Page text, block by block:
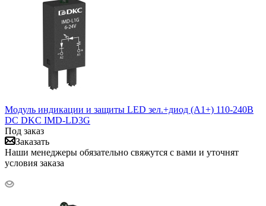
Модуль индикации и защиты LED зел.+диод (A1+) 110-240В
DC DKC IMD-LD3G
Под заказ
Заказать
Наши менеджеры обязательно свяжутся с вами и уточнят
условия заказа